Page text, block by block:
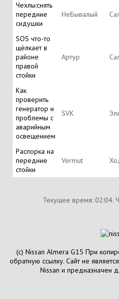
Чехлы:снять
передние
сидушки
НеБывалый
SOS что-то
щёлкает в
районе
правой
стойки
Артур
Как
проверить
генератор и
проблемы с
аварийным
освещением
SVK
Распорка на
передние
стойки
Vermut
Текущее время: 02:04.
(с) Nissan Almera G15 При
обратную ссылку. Сайт не
Nissan и предназначен